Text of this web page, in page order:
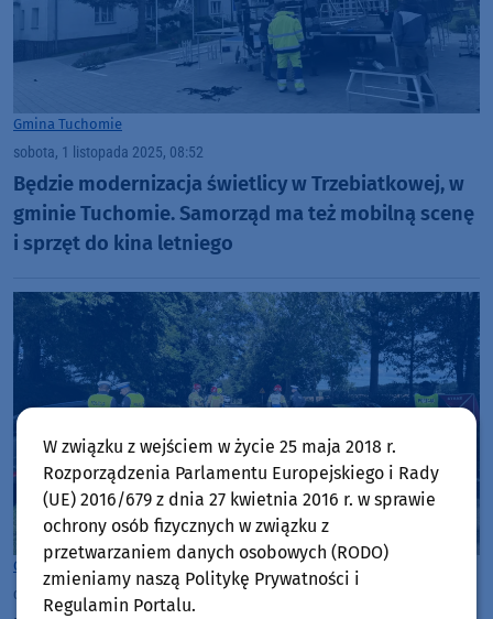
Gmina Tuchomie
sobota, 1 listopada 2025, 08:52
Będzie modernizacja świetlicy w Trzebiatkowej, w
gminie Tuchomie. Samorząd ma też mobilną scenę
i sprzęt do kina letniego
Gmina Tuchomie
czwartek, 25 września 2025, 14:36 5
W związku z wejściem w życie 25 maja 2018 r.
Rozporządzenia Parlamentu Europejskiego i Rady
(UE) 2016/679 z dnia 27 kwietnia 2016 r. w sprawie
ochrony osób fizycznych w związku z
przetwarzaniem danych osobowych (RODO)
zmieniamy naszą Politykę Prywatności i
Regulamin Portalu.